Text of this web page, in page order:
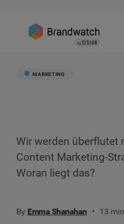
MARKETING
Wir werden überflutet
Content Marketing-
Woran liegt das?
By Emma Shanahan 13